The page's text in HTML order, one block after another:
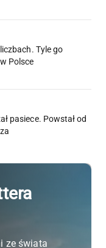
Tyle go
Polsce
pasiece. Powstał od
ze świata